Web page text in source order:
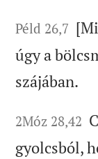
Péld 26,7
úgy a
szájában.
2Móz 28,42
gyolcsból,